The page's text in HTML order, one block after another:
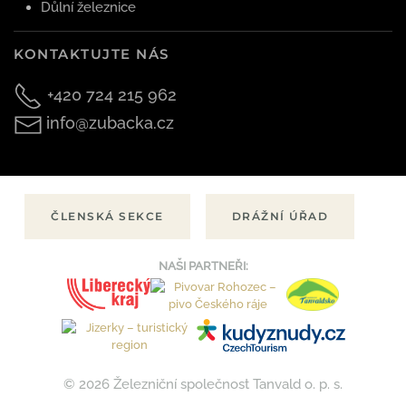
Důlní železnice
KONTAKTUJTE NÁS
+420 724 215 962
info@zubacka.cz
ČLENSKÁ SEKCE DRÁŽNÍ ÚŘAD
NAŠI PARTNEŘI:
© 2026 Železniční společnost Tanvald o. p. s.